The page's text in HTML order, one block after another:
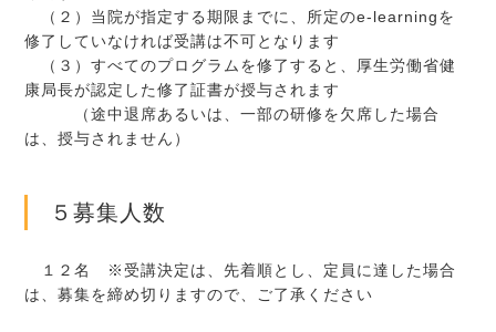
（２）当院が指定する期限までに、所定のe-learningを
修了していなければ受講は不可となります
（３）すべてのプログラムを修了すると、厚生労働省健
康局長が認定した修了証書が授与されます
（途中退席あるいは、一部の研修を欠席した場合
は、授与されません）
５募集人数
１２名 ※受講決定は、先着順とし、定員に達した場合
は、募集を締め切りますので、ご了承ください